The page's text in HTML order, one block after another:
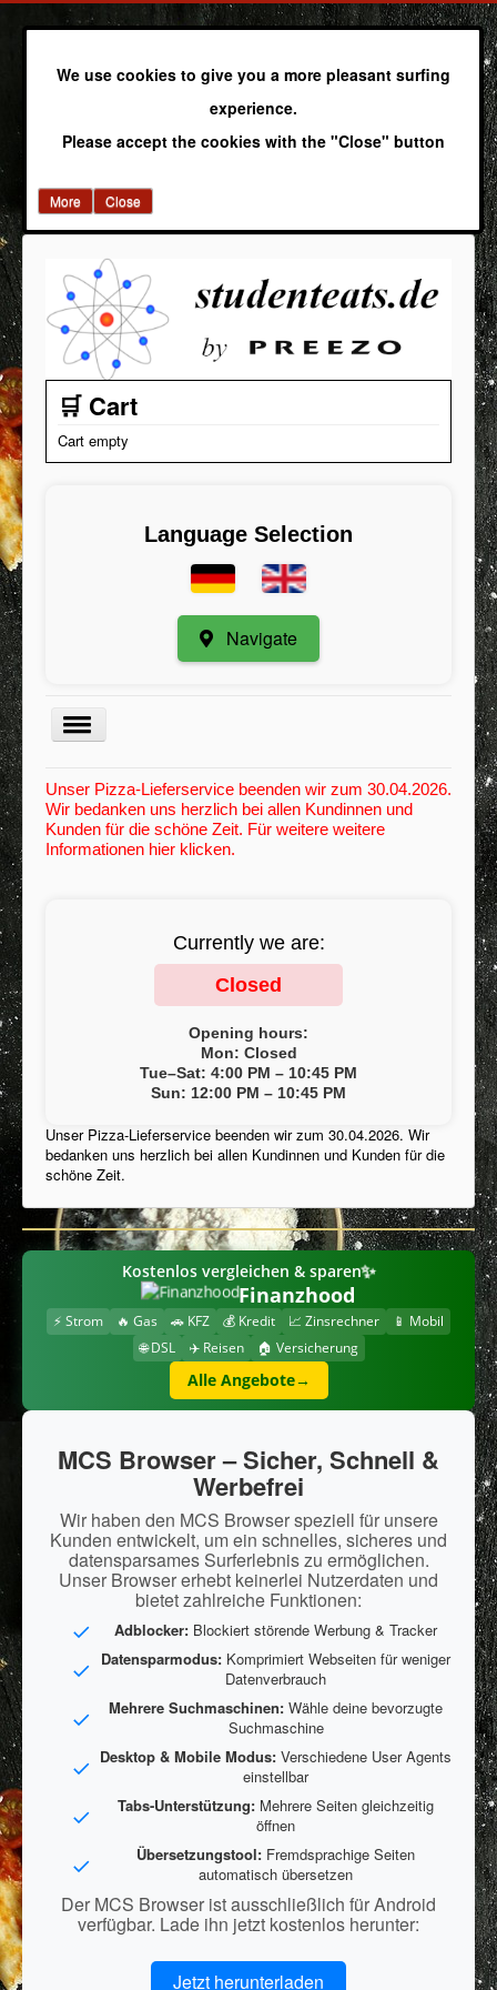
We use cookies to give you a more pleasant surfing
experience.
Please accept the cookies with the "Close" button
More Close
🛒 Cart
Cart empty
Language Selection
Navigate
Menu
Kategorie
Register
Minimum order value
Contact / Suggestions
Ingredients / Allergens
Privacy Policy
Download Menu
Cookies Information
Unser Pizza-Lieferservice beenden wir zum 30.04.2026.
Wir bedanken uns herzlich bei allen Kundinnen und
Kunden für die schöne Zeit. Für weitere weitere
Informationen hier klicken.
Currently we are:
Closed
Opening hours:
Mon: Closed
Tue–Sat: 4:00 PM – 10:45 PM
Sun: 12:00 PM – 10:45 PM
Unser Pizza-Lieferservice beenden wir zum 30.04.2026. Wir
bedanken uns herzlich bei allen Kundinnen und Kunden für die
schöne Zeit.
Finanzhood
⚡ Strom 🔥 Gas 🚗 KFZ 💰 Kredit 📈 Zinsrechner
📱 Mobil
🌐 DSL
✈️ Reisen 🏠 Versicherung
Kostenlos vergleichen & sparen✨
Alle Angebote→
MCS Browser – Sicher, Schnell &
Werbefrei
Wir haben den MCS Browser speziell für unsere
Kunden entwickelt, um ein schnelles, sicheres und
datensparsames Surferlebnis zu ermöglichen.
Unser Browser erhebt keinerlei Nutzerdaten und
bietet zahlreiche Funktionen:
Adblocker: Blockiert störende Werbung & Tracker
Datensparmodus: Komprimiert Webseiten für weniger
Datenverbrauch
Mehrere Suchmaschinen: Wähle deine bevorzugte
Suchmaschine
Desktop & Mobile Modus: Verschiedene User Agents
einstellbar
Tabs-Unterstützung: Mehrere Seiten gleichzeitig
öffnen
Übersetzungstool: Fremdsprachige Seiten
automatisch übersetzen
Der MCS Browser ist ausschließlich für Android
verfügbar. Lade ihn jetzt kostenlos herunter:
Jetzt herunterladen